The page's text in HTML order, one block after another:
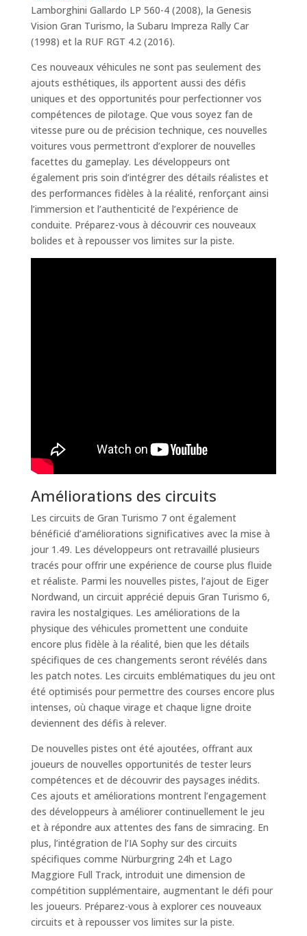
Lamborghini Gallardo LP 560-4 (2008), la Genesis
Vision Gran Turismo, la Subaru Impreza Rally Car
(1998) et la RUF RGT 4.2 (2016).
Ces nouveaux véhicules ne sont pas seulement des
ajouts esthétiques, ils apportent aussi des défis
uniques et des opportunités pour perfectionner vos
compétences de pilotage. Que vous soyez fan de
vitesse pure ou de précision technique, ces nouvelles
voitures vous permettront d’explorer de nouvelles
facettes du gameplay. Les développeurs ont
également pris soin d’intégrer des détails réalistes et
des performances fidèles à la réalité, renforçant ainsi
l’immersion et l’authenticité de l’expérience de
conduite. Préparez-vous à découvrir ces nouveaux
bolides et à repousser vos limites sur la piste.
Améliorations des circuits
Les circuits de Gran Turismo 7 ont également
bénéficié d’améliorations significatives avec la mise à
jour 1.49. Les développeurs ont retravaillé plusieurs
tracés pour offrir une expérience de course plus fluide
et réaliste. Parmi les nouvelles pistes, l’ajout de Eiger
Nordwand, un circuit apprécié depuis Gran Turismo 6,
ravira les nostalgiques. Les améliorations de la
physique des véhicules promettent une conduite
encore plus fidèle à la réalité, bien que les détails
spécifiques de ces changements seront révélés dans
les patch notes. Les circuits emblématiques du jeu ont
été optimisés pour permettre des courses encore plus
intenses, où chaque virage et chaque ligne droite
deviennent des défis à relever.
De nouvelles pistes ont été ajoutées, offrant aux
joueurs de nouvelles opportunités de tester leurs
compétences et de découvrir des paysages inédits.
Ces ajouts et améliorations montrent l’engagement
des développeurs à améliorer continuellement le jeu
et à répondre aux attentes des fans de simracing. En
plus, l’intégration de l’IA Sophy sur des circuits
spécifiques comme Nürburgring 24h et Lago
Maggiore Full Track, introduit une dimension de
compétition supplémentaire, augmentant le défi pour
les joueurs. Préparez-vous à explorer ces nouveaux
circuits et à repousser vos limites sur la piste.